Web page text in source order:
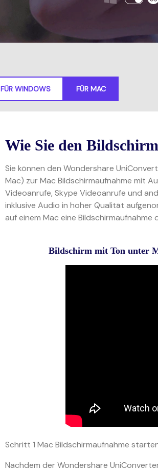
Alle Produkte
Neueste Version
FÜR WINDOWS FÜR MAC
Wie Sie den
Sie können den Wondershare
Mac) zur Mac Bildschirmaufnahme mit
Videoanrufe, Skype Videoanrufe und
inklusive Audio in hoher Qualität
auf einem Mac eine Bildschirmaufnahme
Bildschirm mit Ton unter
Schritt 1 Mac Bildschirmaufnahme
Nachdem der Wondershare